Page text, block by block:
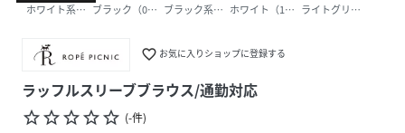
ホワイト系（12）ブラック（01） ブラック系（03）ホワイト（10） ライトグリーン（33）
favorite_border お気に入りショップに登録する
ラッフルスリーブブラウス/通勤対応
star_borderstar_borderstar_borderstar_borderstar_border (-件)